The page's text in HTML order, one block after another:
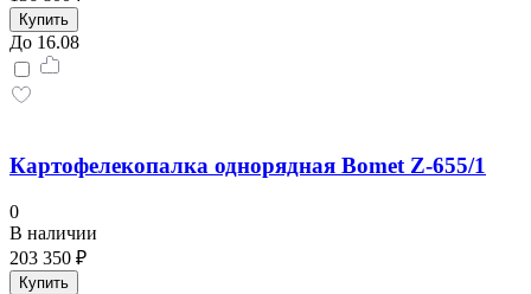
Купить
До 16.08
Картофелекопалка однорядная Bomet Z-655/1
0
В наличии
203 350 ₽
Купить